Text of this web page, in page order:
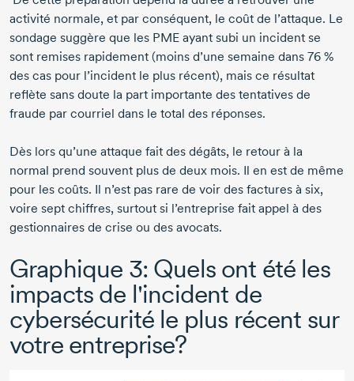
activité normale, et par conséquent, le coût de l’attaque. Le
sondage suggère que les PME ayant subi un incident se
sont remises rapidement (moins d’une semaine dans 76 %
des cas pour l’incident le plus récent), mais ce résultat
reflète sans doute la part importante des tentatives de
fraude par courriel dans le total des réponses.
Dès lors qu’une attaque fait des dégâts, le retour à la
normal prend souvent plus de deux mois. Il en est de même
pour les coûts. Il n’est pas rare de voir des factures à six,
voire sept chiffres, surtout si l’entreprise fait appel à des
gestionnaires de crise ou des avocats.
Graphique 3: Quels ont été les
impacts de l'incident de
cybersécurité le plus récent sur
votre entreprise?